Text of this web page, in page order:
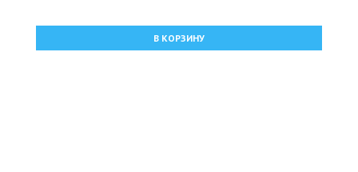
В КОРЗИНУ